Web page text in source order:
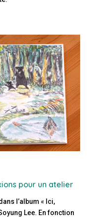
pour un atelier
l’album « Ici,
Lee. En fonction